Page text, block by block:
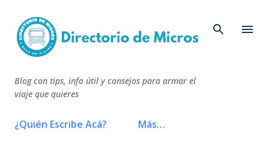
Blog con tips, info útil y consejos para armar el
viaje que quieres
¿Quién Escribe Acá? Más…